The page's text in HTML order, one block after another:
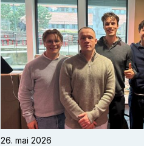
26. mai 2026